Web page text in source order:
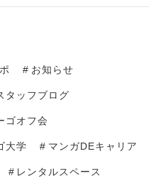
お知らせ
タッフブログ
ゴオフ会
大学 マンガDEキャリア
レンタルスペース